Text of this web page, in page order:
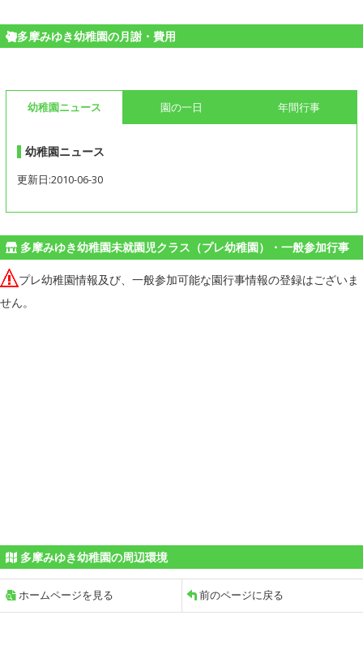
多摩みゆき幼稚園の月謝・費用
幼稚園ニュース 園の一日 年間行事
幼稚園ニュース
更新日:2010-06-30
多摩みゆき幼稚園未就園児クラス（プレ幼稚園）・一般参加行事
プレ幼稚園情報及び、一般参加可能な園行事情報の登録はございま
せん。
多摩みゆき幼稚園の周辺環境
ホームページを見る 前のページに戻る